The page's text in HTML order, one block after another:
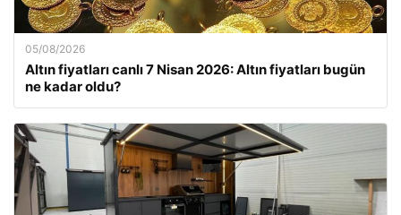
05/08/2026
Altın fiyatları canlı 7 Nisan 2026: Altın fiyatları bugün
ne kadar oldu?